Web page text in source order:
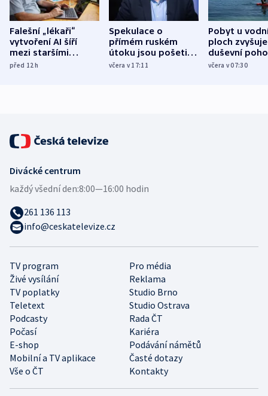
Falešní „lékaři“
vytvoření AI šíří
mezi staršími
Poláky nebezpečné
před 12h
Spekulace o
přímém ruském
útoku jsou pošetilé,
míní estonský
včera v 17:11
Pobyt u
ploch zvyšuje
duševní
ukázala
včera v 07:30
TV program
Pro média
Živé vysílání
Reklama
TV poplatky
Studio Brno
Teletext
Studio Ostrava
Podcasty
Rada ČT
Počasí
Kariéra
E-shop
Podávání námětů
Mobilní a TV aplikace
Časté dotazy
Vše o ČT
Kontakty
Divácké centrum
každý všední den:8:00—16:00 hodin
261 136 113
info@ceskatelevize.cz